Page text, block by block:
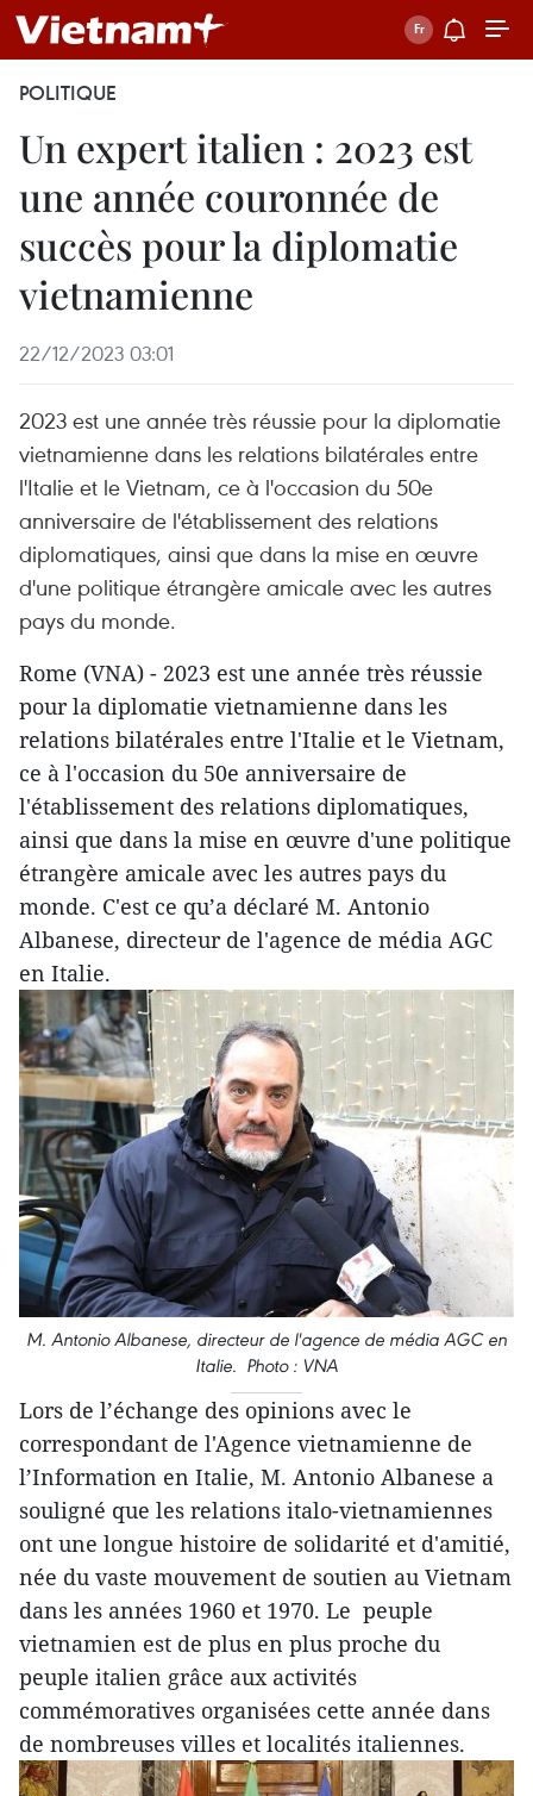
POLITIQUE
Un expert italien : 2023 est
une année couronnée de
succès pour la diplomatie
vietnamienne
22/12/2023 03:01
2023 est une année très réussie pour la diplomatie
vietnamienne dans les relations bilatérales entre
l'Italie et le Vietnam, ce à l'occasion du 50e
anniversaire de l'établissement des relations
diplomatiques, ainsi que dans la mise en œuvre
d'une politique étrangère amicale avec les autres
pays du monde.
Rome (VNA) - 2023 est une année très réussie
pour la diplomatie vietnamienne dans les
relations bilatérales entre l'Italie et le Vietnam,
ce à l'occasion du 50e anniversaire de
l'établissement des relations diplomatiques,
ainsi que dans la mise en œuvre d'une politique
étrangère amicale avec les autres pays du
monde. C'est ce qu’a déclaré M. Antonio
Albanese, directeur de l'agence de média AGC
en Italie.
M. Antonio Albanese, directeur de l'agence de média AGC en
Italie. Photo : VNA
Lors de l’échange des opinions avec le
correspondant de l'Agence vietnamienne de
l’Information en Italie, M. Antonio Albanese a
souligné que les relations italo-vietnamiennes
ont une longue histoire de solidarité et d'amitié,
née du vaste mouvement de soutien au Vietnam
dans les années 1960 et 1970. Le peuple
vietnamien est de plus en plus proche du
peuple italien grâce aux activités
commémoratives organisées cette année dans
de nombreuses villes et localités italiennes.